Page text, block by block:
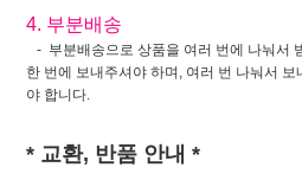
4. 부분배송
- 부분배송으로 상품을 여러 번에 나눠서
한 번에 보내주셔야 하며, 여러 번 나눠서
야 합니다.
* 교환, 반품 안내 *